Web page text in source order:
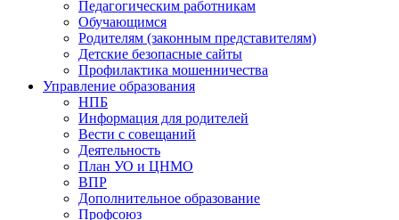
Педагогическим работникам
Обучающимся
Родителям (законным представителям)
Детские безопасные сайты
Профилактика мошенничества
Управление образования
НПБ
Информация для родителей
Вести с совещаний
Деятельность
План УО и ЦНМО
ВПР
Дополнительное образование
Профсоюз